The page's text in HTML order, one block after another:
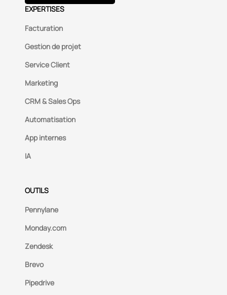
EXPERTISES
Facturation
Gestion de projet
Service Client
Marketing
CRM & Sales Ops
Automatisation
App internes
IA
OUTILS
Pennylane
Monday.com
Zendesk
Brevo
Pipedrive